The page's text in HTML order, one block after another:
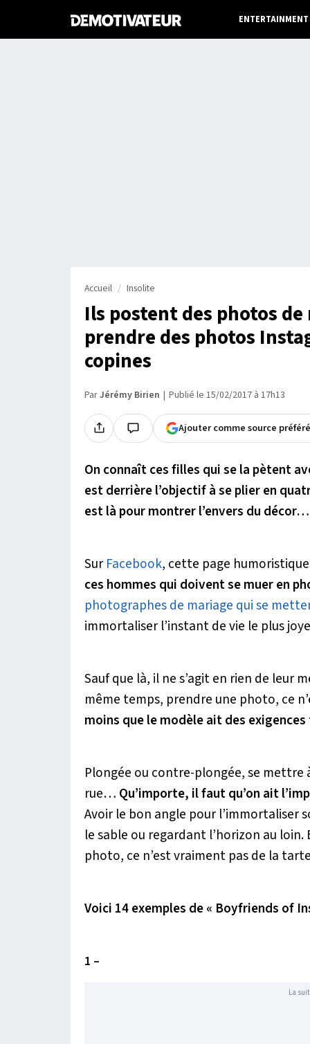
ENTERTAINMENT
Accueil Insolite
Ils postent des photos
prendre des photos
copines
ParJérémy Birien Publié le 15/02/2017 à 17h13
Ajouter comme source
On connaît ces filles qui se la pètent
est derrière l’objectif à se plier en
est là pour montrer l’envers du décor…
Sur Facebook, cette page
ces hommes qui doivent se muer en
photographes de mariage qui se
immortaliser l’instant de vie le plus
Sauf que là, il ne s’agit en rien de leur
même temps, prendre une photo, ce
moins que le modèle ait des
Plongée ou contre-plongée, se mettre
rue… Qu’importe, il faut qu’on ait
Avoir le bon angle pour l’immortaliser
le sable ou regardant l’horizon au
photo, ce n’est vraiment pas de la
Voici 14 exemples de « Boyfriends of
1 –
La